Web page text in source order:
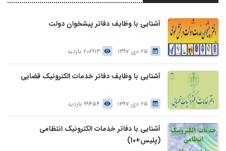
آشنایی با وظایف دفاتر پیشخوان دولت
25 دی 1397 206913 بازدید
آشنایی با وظایف دفاتر خدمات الکترونیک قضایی
25 دی 1397 99454 بازدید
آشنایی با دفاتر خدمات الکترونیک انتظامی
(پلیس+10)